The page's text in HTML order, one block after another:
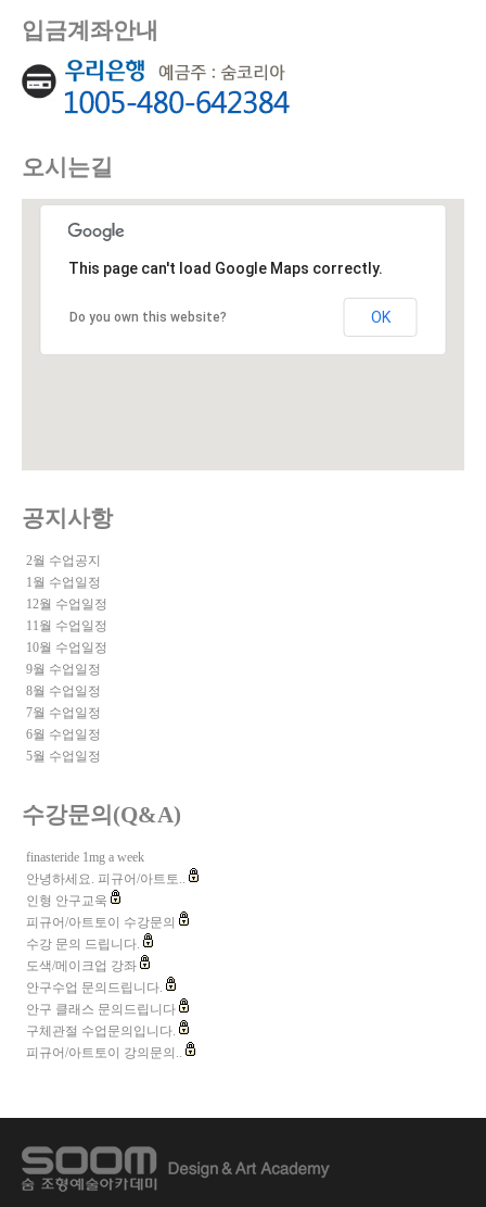
입금계좌안내
오시는길
This page can't load Google Maps correctly.
Do you own this website? OK
공지사항
2월 수업공지
1월 수업일정
12월 수업일정
11월 수업일정
10월 수업일정
9월 수업일정
8월 수업일정
7월 수업일정
6월 수업일정
5월 수업일정
수강문의(Q&A)
finasteride 1mg a week
안녕하세요. 피규어/아트토..
인형 안구교욱
피규어/아트토이 수강문의
수강 문의 드립니다.
도색/메이크업 강좌
안구수업 문의드립니다.
안구 클래스 문의드립니다
구체관절 수업문의입니다.
피규어/아트토이 강의문의..